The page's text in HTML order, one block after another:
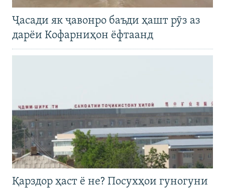
Ҷасади як ҷавонро баъди ҳашт рӯз аз
дарёи Кофарниҳон ёфтаанд
Қарздор ҳаст ё не? Посухҳои гуногуни